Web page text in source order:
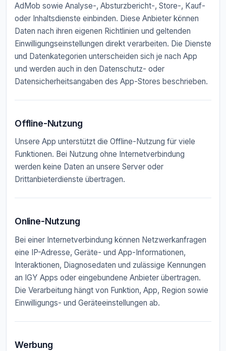
AdMob sowie Analyse-, Absturzbericht-, Store-, Kauf-
oder Inhaltsdienste einbinden. Diese Anbieter können
Daten nach ihren eigenen Richtlinien und geltenden
Einwilligungseinstellungen direkt verarbeiten. Die Dienste
und Datenkategorien unterscheiden sich je nach App
und werden auch in den Datenschutz- oder
Datensicherheitsangaben des App-Stores beschrieben.
Offline-Nutzung
Unsere App unterstützt die Offline-Nutzung für viele
Funktionen. Bei Nutzung ohne Internetverbindung
werden keine Daten an unsere Server oder
Drittanbieterdienste übertragen.
Online-Nutzung
Bei einer Internetverbindung können Netzwerkanfragen
eine IP-Adresse, Geräte- und App-Informationen,
Interaktionen, Diagnosedaten und zulässige Kennungen
an IGY Apps oder eingebundene Anbieter übertragen.
Die Verarbeitung hängt von Funktion, App, Region sowie
Einwilligungs- und Geräteeinstellungen ab.
Werbung